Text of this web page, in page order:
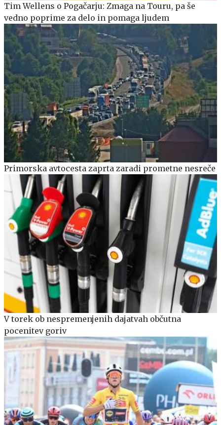
Tim Wellens o Pogačarju: Zmaga na Touru, pa še
vedno poprime za delo in pomaga ljudem
Primorska avtocesta zaprta zaradi prometne nesreče
V torek ob nespremenjenih dajatvah občutna
pocenitev goriv